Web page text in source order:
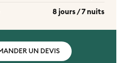
8 jours / 7 nuits
UN DEVIS